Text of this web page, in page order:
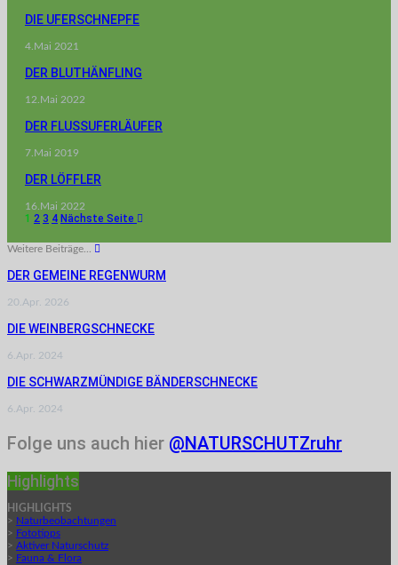
DIE UFERSCHNEPFE
4.Mai 2021
DER BLUTHÄNFLING
12.Mai 2022
DER FLUSSUFERLÄUFER
7.Mai 2019
DER LÖFFLER
16.Mai 2022
1 2 3 4 Nächste Seite
Weitere Beiträge...
DER GEMEINE REGENWURM
20.Apr. 2026
DIE WEINBERGSCHNECKE
6.Apr. 2024
DIE SCHWARZMÜNDIGE BÄNDERSCHNECKE
6.Apr. 2024
Folge uns auch hier @NATURSCHUTZruhr
Highlights
HIGHLIGHTS
> Naturbeobachtungen
> Fototipps
> Aktiver Naturschutz
> Fauna & Flora